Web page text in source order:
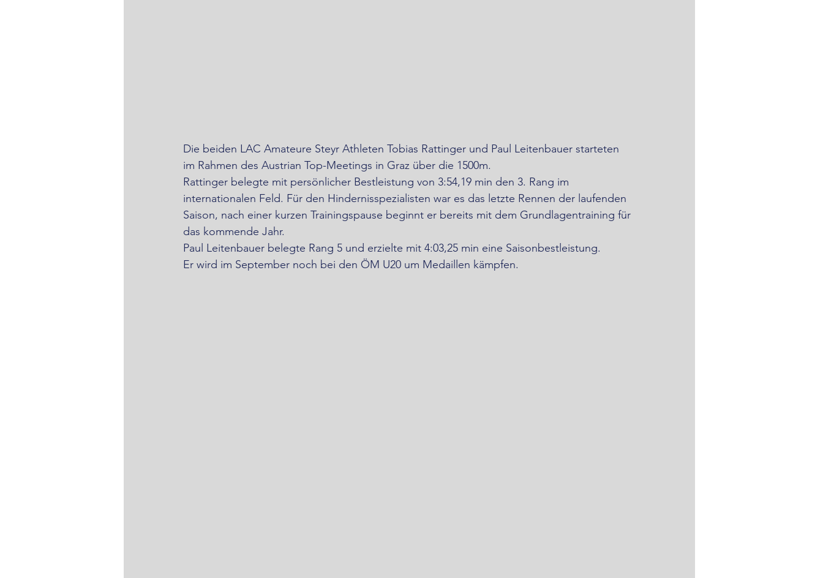
Die beiden LAC Amateure Steyr Athleten Tobias Rattinger und Paul Leitenbauer starteten
im Rahmen des Austrian Top-Meetings in Graz über die 1500m.
Rattinger belegte mit persönlicher Bestleistung von 3:54,19 min den 3. Rang im
internationalen Feld. Für den Hindernisspezialisten war es das letzte Rennen der laufenden
Saison, nach einer kurzen Trainingspause beginnt er bereits mit dem Grundlagentraining für
das kommende Jahr.
Paul Leitenbauer belegte Rang 5 und erzielte mit 4:03,25 min eine Saisonbestleistung.
Er wird im September noch bei den ÖM U20 um Medaillen kämpfen.